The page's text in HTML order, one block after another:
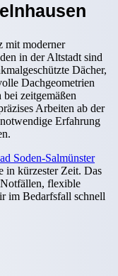
mit moderner
in der Altstadt sind
Dächer,
Dachgeometrien
zeitgemäßen
Arbeiten ab der
Erfahrung
Soden-Salmünster
in kürzester Zeit. Das
flexible
im Bedarfsfall schnell